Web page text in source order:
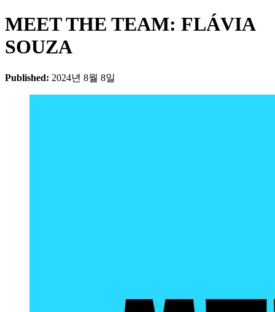
MEET THE TEAM: FLÁVIA
SOUZA
Published: 2024년 8월 8일